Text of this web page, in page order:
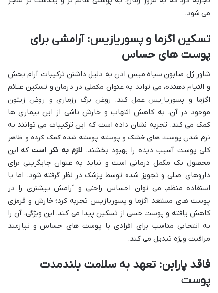
می شود.
تسکین اگزما و پسوریازیس: آرامشی برای
پوست های حساس
شاور ژل صابون سیاه میس ادن به دلیل داشتن ترکیبات آرام بخش
و التیام دهنده، می تواند به عنوان مکملی در درمان و تسکین علائم
اگزما و پسوریازیس عمل کند. روغن برگ رزماری و روغن زیتون
موجود در آن، به کاهش التهاب و خارش ناشی از این بیماری ها
کمک می کند. تجربه نشان داده است که این ترکیبات می توانند به
نرم شدن پوست های خشک و پوسته پوسته شده کمک کرده و ظاهر
کلی پوست آسیب دیده را بهبود بخشند. لازم به ذکر استکه این
محصول یک مکمل درمانی است و نباید به عنوان جایگزینی برای
داروهای اصلی و تجویز شده توسط پزشک در نظر گرفته شود. اما با
استفاده منظم، می توان احساس راحتی و آرامش بیشتری را در
پوست های مستعد اگزما و پسوریازیس تجربه کرد؛ خارش و قرمزی
کاهش یافته و پوست حسی از تسکین پیدا می کند. این ویژگی، آن را
به انتخابی مناسب برای افرادی با پوست های حساس و نیازمند
مراقبت ویژه تبدیل می کند.
فاقد پارابن: تعهد به سلامت بلندمدت
پوست